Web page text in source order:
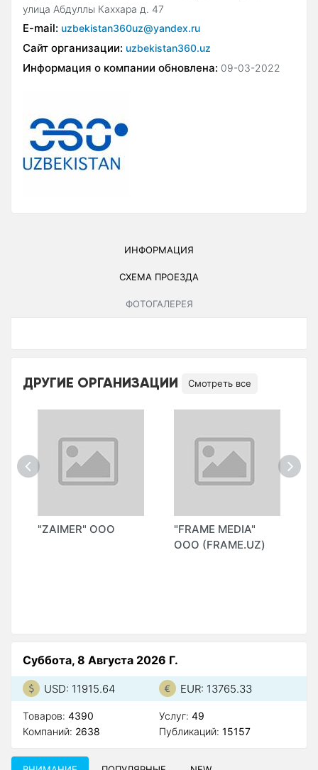
улица Абдуллы Каххара д. 47
E-mail: uzbekistan360uz@yandex.ru
Сайт организации: uzbekistan360.uz
Информация о компании обновлена: 09-03-2022
ИНФОРМАЦИЯ
СХЕМА ПРОЕЗДА
ФОТОГАЛЕРЕЯ
ДРУГИЕ ОРГАНИЗАЦИИ Смотреть все
"ZAIMER" ООО
"FRAME MEDIA"
ООО (FRAME.UZ)
Суббота, 8 Августа 2026 Г.
USD: 11915.64 EUR: 13765.33
Товаров: 4390
Компаний: 2638
Услуг: 49
Публикаций: 15157